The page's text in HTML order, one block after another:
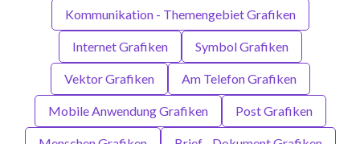
Kommunikation - Themengebiet Grafiken
Internet Grafiken Symbol Grafiken
Vektor Grafiken Am Telefon Grafiken
Mobile Anwendung Grafiken Post Grafiken